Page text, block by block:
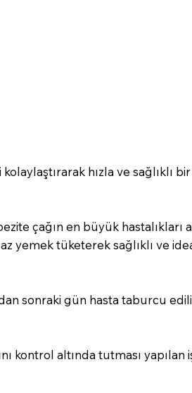
hızla ve sağlıklı
çağın en büyük hastalıkları
yemek tüketerek sağlıklı ve
sonraki gün hasta taburcu
kontrol altında tutması